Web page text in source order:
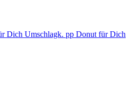
Umschlagk. pp Donut für Dich